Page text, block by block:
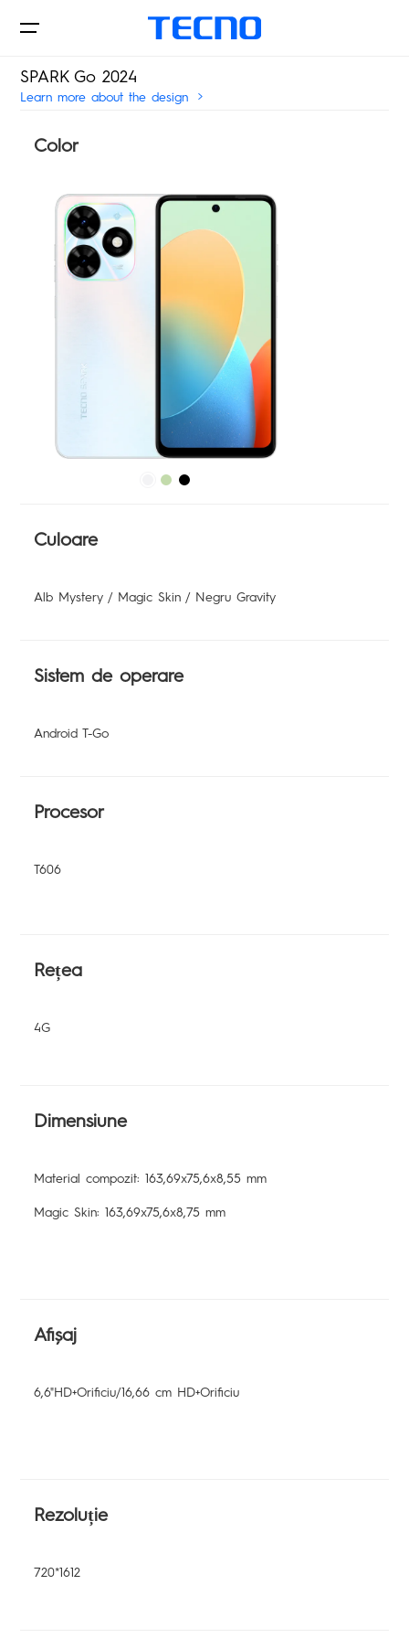
Telefoane Mobile
SPARK
Toate modelele Comparare modele
Magazine Partenere
SPARK Go 2024
Learn more about the design
Color
Culoare
Alb Mystery / Magic Skin / Negru Gravity
Sistem de operare
Android T-Go
Procesor
T606
Rețea
4G
Dimensiune
Material compozit: 163,69x75,6x8,55 mm
Magic Skin: 163,69x75,6x8,75 mm
Afișaj
6,6"HD+Orificiu/16,66 cm HD+Orificiu
Rezoluție
720*1612